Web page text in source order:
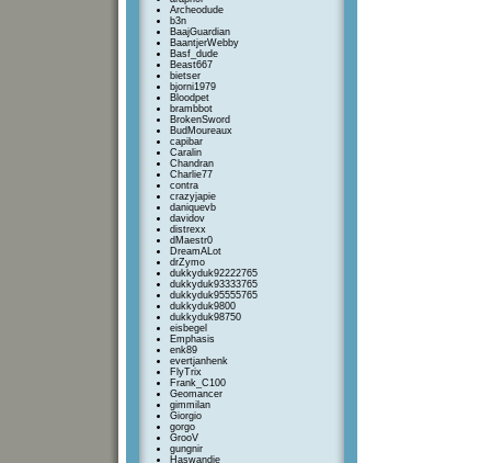
Archeodude
b3n
BaajGuardian
BaantjerWebby
Basf_dude
Beast667
bietser
bjorni1979
Bloodpet
brambbot
BrokenSword
BudMoureaux
capibar
Caralin
Chandran
Charlie77
contra
crazyjapie
daniquevb
davidov
distrexx
dMaestr0
DreamALot
drZymo
dukkyduk92222765
dukkyduk93333765
dukkyduk95555765
dukkyduk9800
dukkyduk98750
eisbegel
Emphasis
enk89
evertjanhenk
FlyTrix
Frank_C100
Geomancer
gimmilan
Giorgio
gorgo
GrooV
gungnir
Haswandje